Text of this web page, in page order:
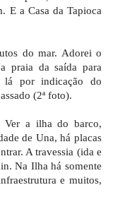
E a Casa da Tapioca
do mar. Adorei o
praia da saída para
lá por indicação do
(2ª foto).
Ver a ilha do barco,
de Una, há placas
A travessia (ida e
Na Ilha há somente
e muitos,